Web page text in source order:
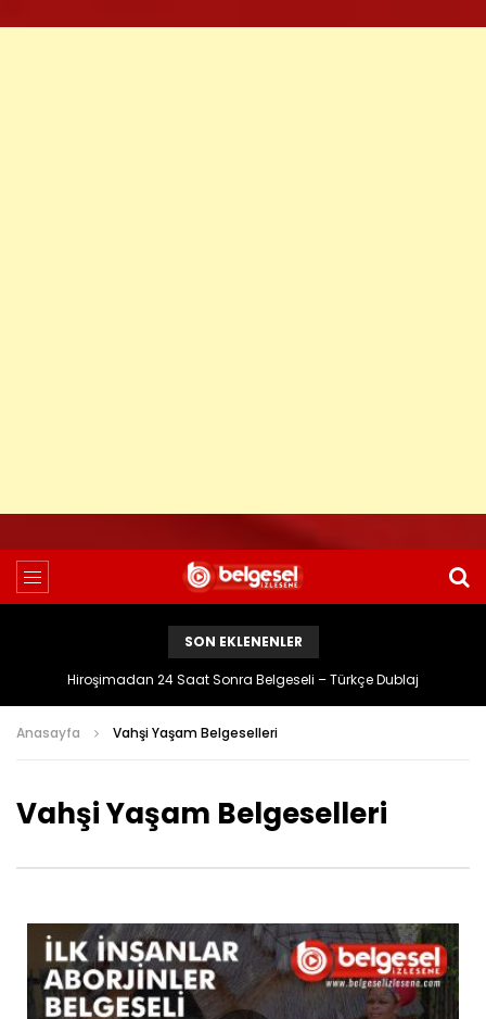
SON EKLENENLER
Hiroşimadan 24 Saat Sonra Belgeseli – Türkçe Dublaj
Anasayfa Vahşi Yaşam Belgeselleri
Vahşi Yaşam Belgeselleri